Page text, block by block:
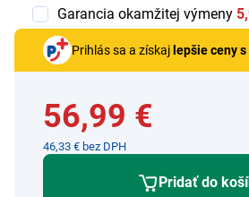
Garancia okamžitej výmeny
Prihlás sa a získaj lepšie ceny
56,99 €
46,33 € bez DPH
Pridať do